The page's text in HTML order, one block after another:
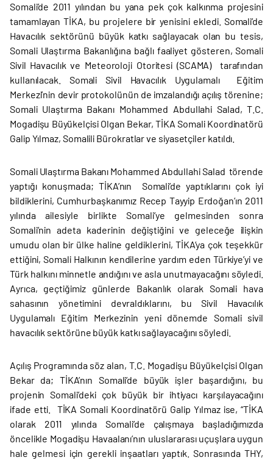
Somali’de 2011 yılından bu yana pek çok kalkınma projesini
tamamlayan TİKA, bu projelere bir yenisini ekledi. Somali’de
Havacılık sektörünü büyük katkı sağlayacak olan bu tesis,
Somali Ulaştırma Bakanlığına bağlı faaliyet gösteren, Somali
Sivil Havacılık ve Meteoroloji Otoritesi (SCAMA) tarafından
kullanılacak. Somali Sivil Havacılık Uygulamalı Eğitim
Merkezi’nin devir protokolünün de imzalandığı açılış törenine;
Somali Ulaştırma Bakanı Mohammed Abdullahi Salad, T.C.
Mogadişu Büyükelçisi Olgan Bekar, TİKA Somali Koordinatörü
Galip Yılmaz, Somalili Bürokratlar ve siyasetçiler katıldı.
Somali Ulaştırma Bakanı Mohammed Abdullahi Salad törende
yaptığı konuşmada; TİKA’nın Somali’de yaptıklarını çok iyi
bildiklerini, Cumhurbaşkanımız Recep Tayyip Erdoğan’ın 2011
yılında ailesiyle birlikte Somali’ye gelmesinden sonra
Somali’nin adeta kaderinin değiştiğini ve geleceğe ilişkin
umudu olan bir ülke haline geldiklerini, TİKA’ya çok teşekkür
ettiğini, Somali Halkının kendilerine yardım eden Türkiye’yi ve
Türk halkını minnetle andığını ve asla unutmayacağını söyledi.
Ayrıca, geçtiğimiz günlerde Bakanlık olarak Somali hava
sahasının yönetimini devraldıklarını, bu Sivil Havacılık
Uygulamalı Eğitim Merkezinin yeni dönemde Somali sivil
havacılık sektörüne büyük katkı sağlayacağını söyledi.
Açılış Programında söz alan, T.C. Mogadişu Büyükelçisi Olgan
Bekar da; TİKA’nın Somali’de büyük işler başardığını, bu
projenin Somali’deki çok büyük bir ihtiyacı karşılayacağını
ifade etti. TİKA Somali Koordinatörü Galip Yılmaz ise, “TİKA
olarak 2011 yılında Somali’de çalışmaya başladığımızda
öncelikle Mogadişu Havaalanı’nın uluslararası uçuşlara uygun
hale gelmesi için gerekli inşaatları yaptık. Sonrasında THY,